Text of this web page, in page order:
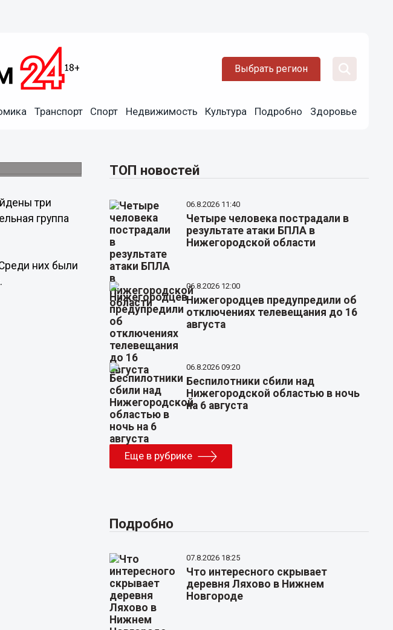
Выбрать регион
Транспорт Спорт Недвижимость Культура Подробно Здоровье
три
группа
них были
ТОП новостей
06.8.2026 11:40
Четыре человека пострадали в
результате атаки БПЛА в
Нижегородской области
06.8.2026 12:00
Нижегородцев предупредили об
отключениях телевещания до 16
августа
06.8.2026 09:20
Беспилотники сбили над
Нижегородской областью в ночь
на 6 августа
Еще в рубрике
Подробно
07.8.2026 18:25
Что интересного скрывает
деревня Ляхово в Нижнем
Новгороде